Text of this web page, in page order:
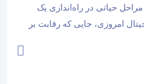
حیاتی در راه‌اندازی یک
امروزی، جایی که رقابت بر
می‌شود، بلکه...